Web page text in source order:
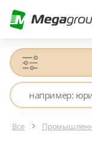
Все